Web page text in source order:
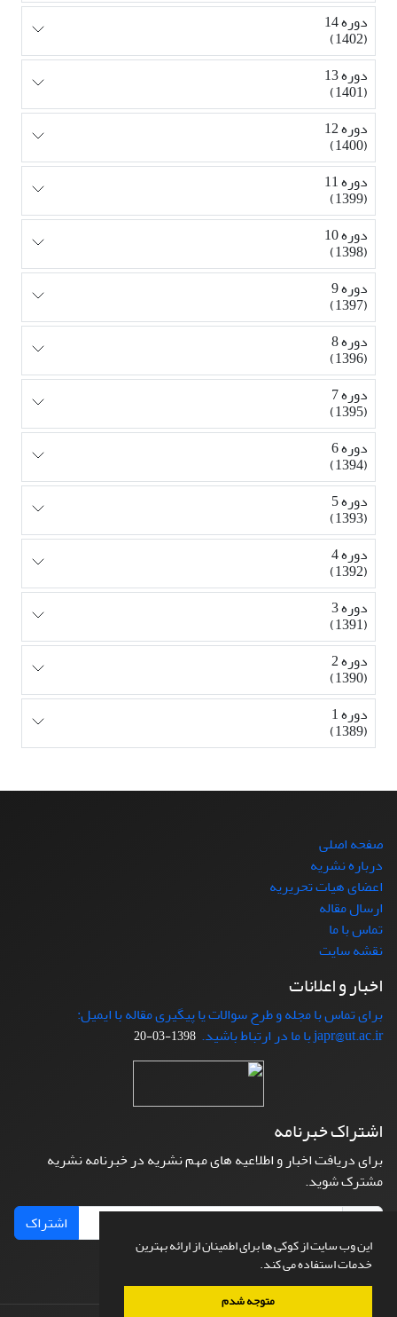
این وب سایت از کوکی ها برای اطمینان از ارائه بهترین
خدمات استفاده می کند.
متوجه شدم
دوره 14
(1402)
دوره 13
(1401)
دوره 12
(1400)
دوره 11
(1399)
دوره 10
(1398)
دوره 9
(1397)
دوره 8
(1396)
دوره 7
(1395)
دوره 6
(1394)
دوره 5
(1393)
دوره 4
(1392)
دوره 3
(1391)
دوره 2
(1390)
دوره 1
(1389)
صفحه اصلی
درباره نشریه
اعضای هیات تحریریه
ارسال مقاله
تماس با ما
نقشه سایت
اخبار و اعلانات
برای تماس با مجله و طرح سوالات یا پیگیری مقاله با ایمیل:
japr@ut.ac.ir با ما در ارتباط باشید.
1398-03-20
اشتراک خبرنامه
برای دریافت اخبار و اطلاعیه های مهم نشریه در خبرنامه نشریه
مشترک شوید.
اشتراک